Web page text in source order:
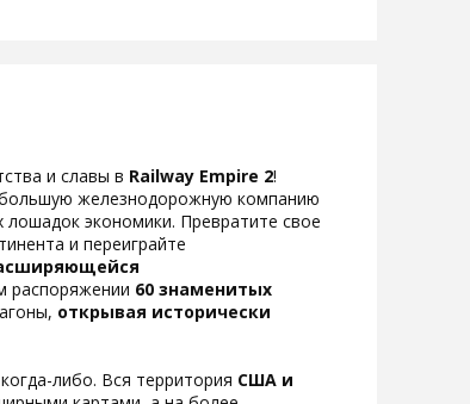
и славы в Railway Empire 2!
железнодорожную компанию
экономики. Превратите свое
и переиграйте
распоряжении 60 знаменитых
открывая исторически
либо. Вся территория США и